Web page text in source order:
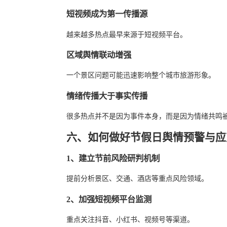
短视频成为第一传播源
越来越多热点最早来源于短视频平台。
区域舆情联动增强
一个景区问题可能迅速影响整个城市旅游形象。
情绪传播大于事实传播
很多热点并不是因为事件本身，而是因为情绪共鸣
六、如何做好节假日舆情预警与
1、建立节前风险研判机制
提前分析景区、交通、酒店等重点风险领域。
2、加强短视频平台监测
重点关注抖音、小红书、视频号等渠道。